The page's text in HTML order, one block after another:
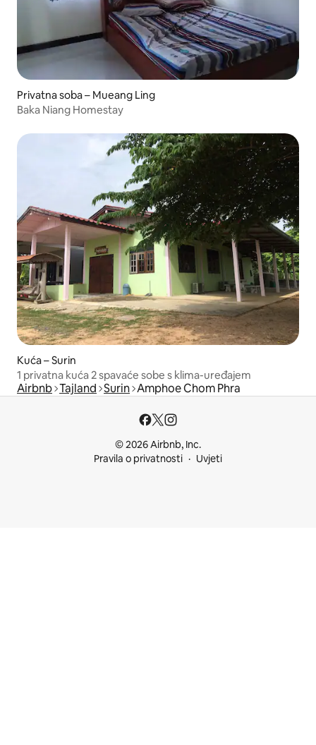
Privatna soba – Mueang Ling
Baka Niang Homestay
Kuća – Surin
1 privatna kuća 2 spavaće sobe s klima-uređajem
Airbnb Tajland Surin Amphoe Chom Phra
© 2026 Airbnb, Inc.
Pravila o privatnosti
Uvjeti